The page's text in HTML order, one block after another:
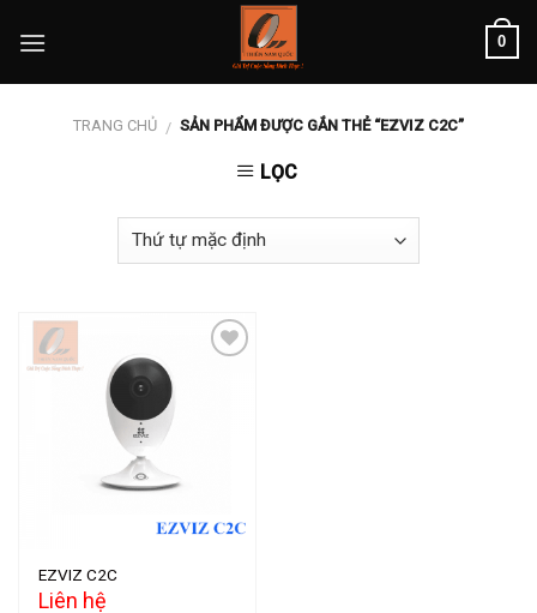
0
TRANG CHỦ / SẢN PHẨM ĐƯỢC GẮN THẺ “EZVIZ C2C”
LỌC
EZVIZ C2C
Liên hệ